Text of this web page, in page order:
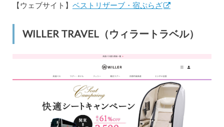
【ウェブサイト】 ベストリザーブ・宿ぷらざ
WILLER TRAVEL（ウィラートラベル）